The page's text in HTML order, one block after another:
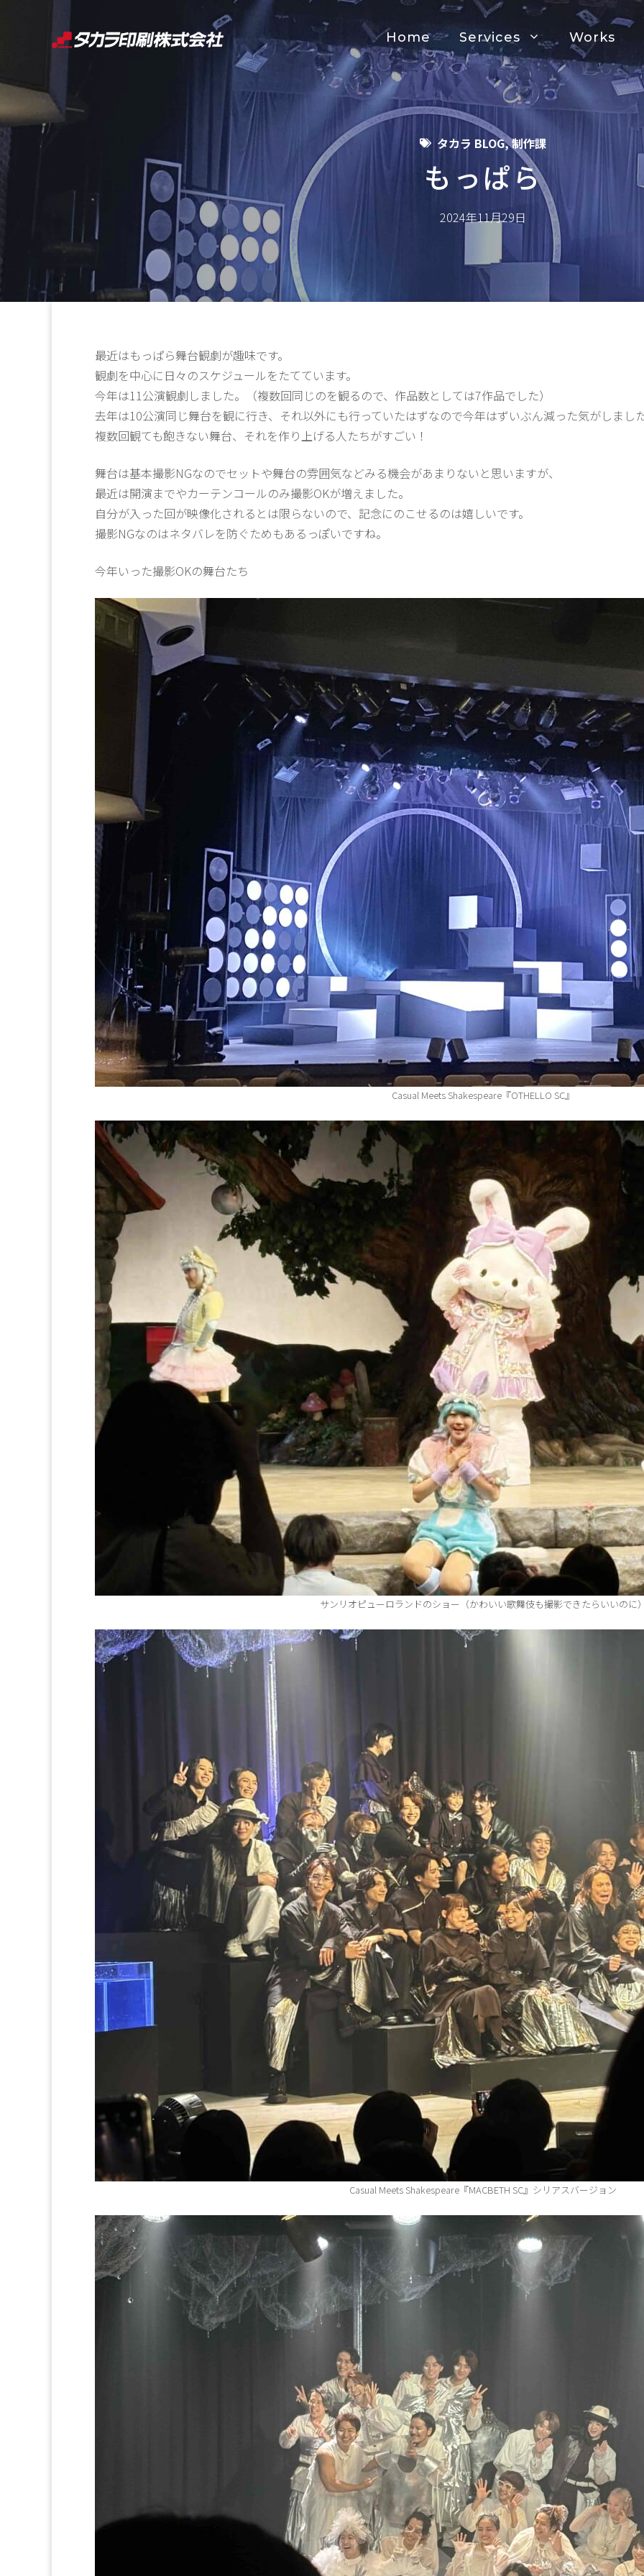
ツ
へ
ス
ッ
Home Services Works
タカラ BLOG,制作課
もっぱら
2024年11月29日
最近はもっぱら舞台観劇が趣味です。
観劇を中心に日々のスケジュールをたてています。
今年は11公演観劇しました。（複数回同じのを観るので、作品数としては7作品でした）
去年は10公演同じ舞台を観に行き、それ以外にも行っていたはずなので今年はずいぶん減った気がしまし
複数回観ても飽きない舞台、それを作り上げる人たちがすごい！
舞台は基本撮影NGなのでセットや舞台の雰囲気などみる機会があまりないと思いますが、
最近は開演までやカーテンコールのみ撮影OKが増えました。
自分が入った回が映像化されるとは限らないので、記念にのこせるのは嬉しいです。
撮影NGなのはネタバレを防ぐためもあるっぽいですね。
今年いった撮影OKの舞台たち
Casual Meets Shakespeare『OTHELLO SC』
サンリオピューロランドのショー（かわいい歌舞伎も撮影できたらいいのに
Casual Meets Shakespeare『MACBETH SC』シリアスバージョン